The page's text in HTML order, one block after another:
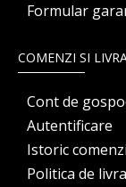
Formular
COMENZI SI
Cont de
Autentificare
Istoric comenzi
Politica de